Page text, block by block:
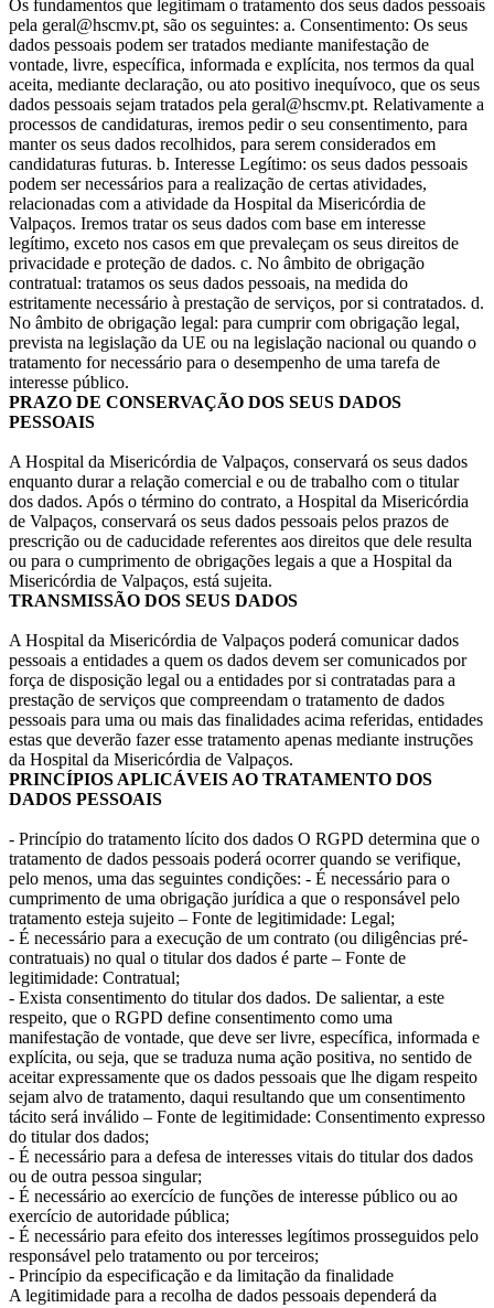
Os fundamentos que legitimam o tratamento dos seus dados pessoais
pela geral@hscmv.pt, são os seguintes: a. Consentimento: Os seus
dados pessoais podem ser tratados mediante manifestação de
vontade, livre, específica, informada e explícita, nos termos da qual
aceita, mediante declaração, ou ato positivo inequívoco, que os seus
dados pessoais sejam tratados pela geral@hscmv.pt. Relativamente a
processos de candidaturas, iremos pedir o seu consentimento, para
manter os seus dados recolhidos, para serem considerados em
candidaturas futuras. b. Interesse Legítimo: os seus dados pessoais
podem ser necessários para a realização de certas atividades,
relacionadas com a atividade da Hospital da Misericórdia de
Valpaços. Iremos tratar os seus dados com base em interesse
legítimo, exceto nos casos em que prevaleçam os seus direitos de
privacidade e proteção de dados. c. No âmbito de obrigação
contratual: tratamos os seus dados pessoais, na medida do
estritamente necessário à prestação de serviços, por si contratados. d.
No âmbito de obrigação legal: para cumprir com obrigação legal,
prevista na legislação da UE ou na legislação nacional ou quando o
tratamento for necessário para o desempenho de uma tarefa de
interesse público.
PRAZO DE CONSERVAÇÃO DOS SEUS DADOS
PESSOAIS
A Hospital da Misericórdia de Valpaços, conservará os seus dados
enquanto durar a relação comercial e ou de trabalho com o titular
dos dados. Após o término do contrato, a Hospital da Misericórdia
de Valpaços, conservará os seus dados pessoais pelos prazos de
prescrição ou de caducidade referentes aos direitos que dele resulta
ou para o cumprimento de obrigações legais a que a Hospital da
Misericórdia de Valpaços, está sujeita.
TRANSMISSÃO DOS SEUS DADOS
A Hospital da Misericórdia de Valpaços poderá comunicar dados
pessoais a entidades a quem os dados devem ser comunicados por
força de disposição legal ou a entidades por si contratadas para a
prestação de serviços que compreendam o tratamento de dados
pessoais para uma ou mais das finalidades acima referidas, entidades
estas que deverão fazer esse tratamento apenas mediante instruções
da Hospital da Misericórdia de Valpaços.
PRINCÍPIOS APLICÁVEIS AO TRATAMENTO DOS
DADOS PESSOAIS
- Princípio do tratamento lícito dos dados O RGPD determina que o
tratamento de dados pessoais poderá ocorrer quando se verifique,
pelo menos, uma das seguintes condições: - É necessário para o
cumprimento de uma obrigação jurídica a que o responsável pelo
tratamento esteja sujeito – Fonte de legitimidade: Legal;
- É necessário para a execução de um contrato (ou diligências pré-
contratuais) no qual o titular dos dados é parte – Fonte de
legitimidade: Contratual;
- Exista consentimento do titular dos dados. De salientar, a este
respeito, que o RGPD define consentimento como uma
manifestação de vontade, que deve ser livre, específica, informada e
explícita, ou seja, que se traduza numa ação positiva, no sentido de
aceitar expressamente que os dados pessoais que lhe digam respeito
sejam alvo de tratamento, daqui resultando que um consentimento
tácito será inválido – Fonte de legitimidade: Consentimento expresso
do titular dos dados;
- É necessário para a defesa de interesses vitais do titular dos dados
ou de outra pessoa singular;
- É necessário ao exercício de funções de interesse público ou ao
exercício de autoridade pública;
- É necessário para efeito dos interesses legítimos prosseguidos pelo
responsável pelo tratamento ou por terceiros;
- Princípio da especificação e da limitação da finalidade
A legitimidade para a recolha de dados pessoais dependerá da